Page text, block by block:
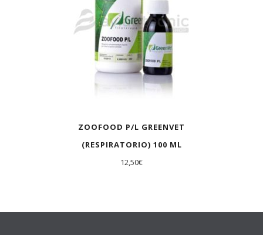
ZOOFOOD P/L GREENVET
(RESPIRATORIO) 100 ML
12,50€